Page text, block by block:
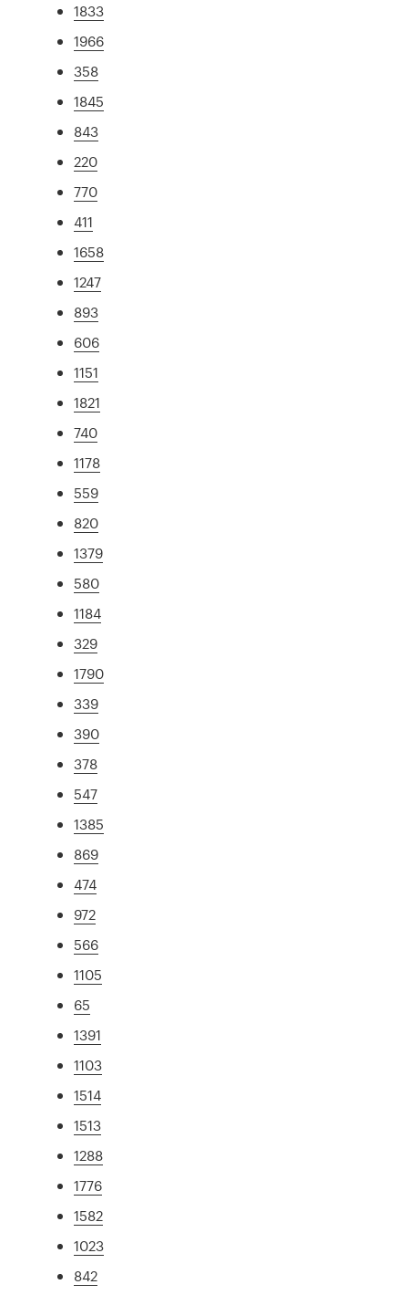
1833
1966
358
1845
843
220
770
411
1658
1247
893
606
1151
1821
740
1178
559
820
1379
580
1184
329
1790
339
390
378
547
1385
869
474
972
566
1105
65
1391
1103
1514
1513
1288
1776
1582
1023
842